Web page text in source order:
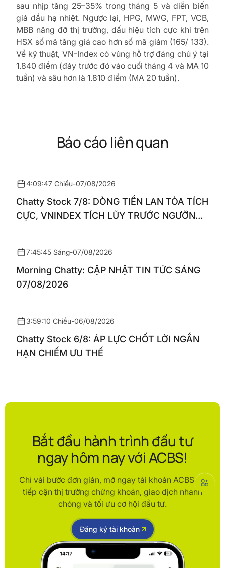
sau nhịp tăng 25–35% trong tháng 5 và diễn biến
giá dầu hạ nhiệt. Ngược lại, HPG, MWG, FPT, VCB,
MBB nâng đỡ thị trường, dấu hiệu tích cực khi trên
HSX số mã tăng giá cao hơn số mã giảm (165/ 133).
Về kỹ thuật, VN-Index có vùng hỗ trợ đáng chú ý tại
1.840 điểm (đáy trước đó vào cuối tháng 4 và MA 10
tuần) và sâu hơn là 1.810 điểm (MA 20 tuần).
Báo cáo liên quan
4:09:47 Chiều-07/08/2026
Chatty Stock 7/8: DÒNG TIỀN LAN TỎA TÍCH
CỰC, VNINDEX TÍCH LŨY TRƯỚC NGƯỠNG
7:45:45 Sáng-07/08/2026
Morning Chatty: CẬP NHẬT TIN TỨC SÁNG
07/08/2026
3:59:10 Chiều-06/08/2026
Chatty Stock 6/8: ÁP LỰC CHỐT LỜI NGẮN
HẠN CHIẾM ƯU THẾ
Bắt đầu hành trình đầu tư
ngay hôm nay với ACBS!
Chỉ vài bước đơn giản, mở ngay tài khoản ACBS để
tiếp cận thị trường chứng khoán, giao dịch nhanh
chóng và tối ưu cơ hội đầu tư.
Đăng ký tài khoản